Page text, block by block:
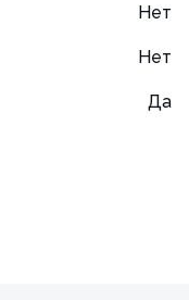
Нет
Нет
Да